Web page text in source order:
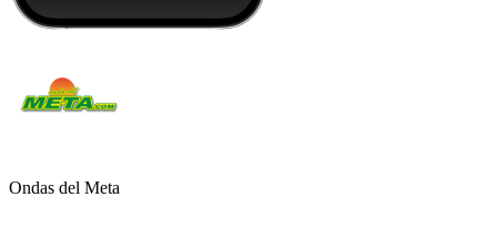
Ondas del Meta